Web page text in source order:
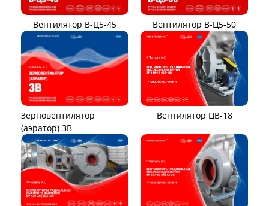
Вентилятор В-Ц5-45 Вентилятор В-Ц5-50
Зерновентилятор
(аэратор) ЗВ
Вентилятор ЦВ-18